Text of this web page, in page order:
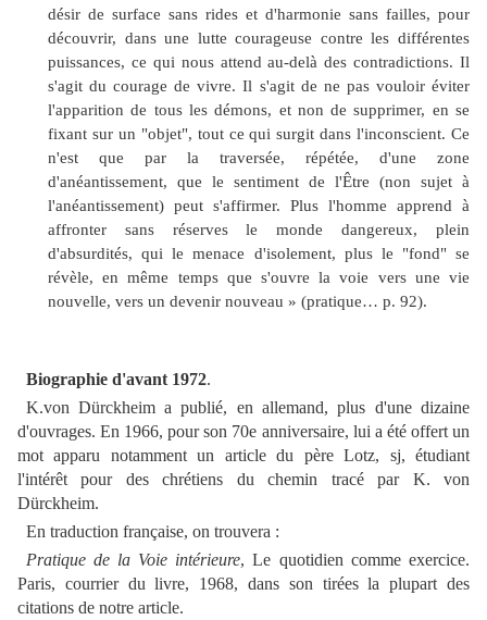
désir de surface sans rides et d'harmonie sans failles, pour
découvrir, dans une lutte courageuse contre les différentes
puissances, ce qui nous attend au-delà des contradictions. Il
s'agit du courage de vivre. Il s'agit de ne pas vouloir éviter
l'apparition de tous les démons, et non de supprimer, en se
fixant sur un "objet", tout ce qui surgit dans l'inconscient. Ce
n'est que par la traversée, répétée, d'une zone
d'anéantissement, que le sentiment de l'Être (non sujet à
l'anéantissement) peut s'affirmer. Plus l'homme apprend à
affronter sans réserves le monde dangereux, plein
d'absurdités, qui le menace d'isolement, plus le "fond" se
révèle, en même temps que s'ouvre la voie vers une vie
nouvelle, vers un devenir nouveau » (pratique… p. 92).
Biographie d'avant 1972.
K.von Dürckheim a publié, en allemand, plus d'une dizaine
d'ouvrages. En 1966, pour son 70e anniversaire, lui a été offert un
mot apparu notamment un article du père Lotz, sj, étudiant
l'intérêt pour des chrétiens du chemin tracé par K. von
Dürckheim.
En traduction française, on trouvera :
Pratique de la Voie intérieure, Le quotidien comme exercice.
Paris, courrier du livre, 1968, dans son tirées la plupart des
citations de notre article.